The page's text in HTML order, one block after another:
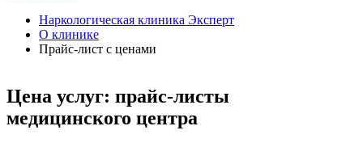
Наркологическая клиника Эксперт
О клинике
Прайс-лист с ценами
Цена услуг: прайс-листы
медицинского центра